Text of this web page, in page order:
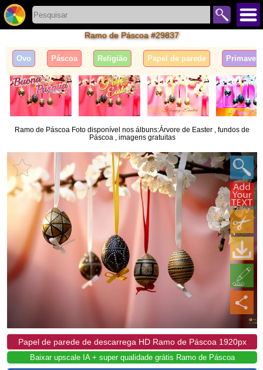
Ramo de Páscoa #29837
Ovo Páscoa Religião Papel de parede Primavera
Ramo de Páscoa Foto disponível nos álbuns:Árvore de Easter , fundos de
Páscoa , imagens gratuitas
Papel de parede de descarrega HD Ramo de Páscoa 1920px
Baixar upscale IA + super qualidade grátis Ramo de Páscoa